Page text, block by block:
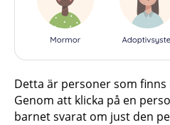
Detta är personer som
Genom att klicka på en
barnet svarat om just den